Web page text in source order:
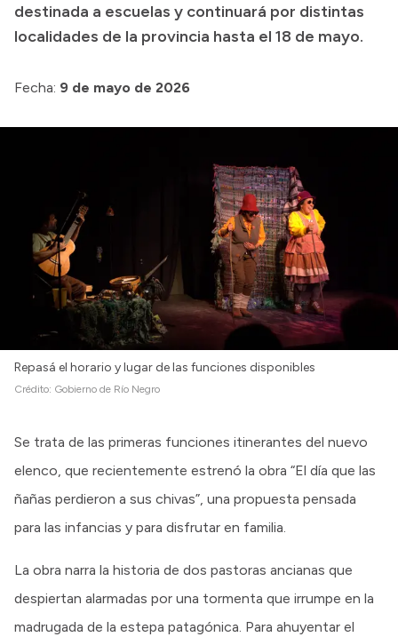
SECUNDARIO
TECNICATURAS
destinada a escuelas y continuará por distintas
localidades de la provincia hasta el 18 de mayo.
Fecha: 9 de mayo de 2026
Repasá el horario y lugar de las funciones disponibles
Crédito: Gobierno de Río Negro
Se trata de las primeras funciones itinerantes del nuevo
elenco, que recientemente estrenó la obra “El día que las
ñañas perdieron a sus chivas”, una propuesta pensada
para las infancias y para disfrutar en familia.
La obra narra la historia de dos pastoras ancianas que
despiertan alarmadas por una tormenta que irrumpe en la
madrugada de la estepa patagónica. Para ahuyentar el